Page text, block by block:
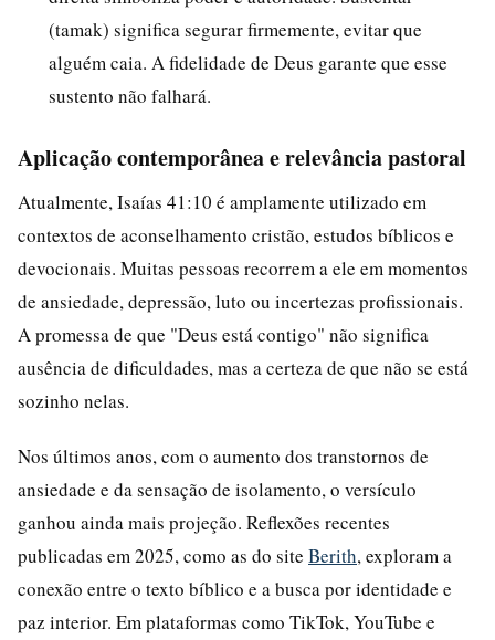
(tamak) significa segurar firmemente, evitar que
alguém caia. A fidelidade de Deus garante que esse
sustento não falhará.
Aplicação contemporânea e relevância pastoral
Atualmente, Isaías 41:10 é amplamente utilizado em
contextos de aconselhamento cristão, estudos bíblicos e
devocionais. Muitas pessoas recorrem a ele em momentos
de ansiedade, depressão, luto ou incertezas profissionais.
A promessa de que "Deus está contigo" não significa
ausência de dificuldades, mas a certeza de que não se está
sozinho nelas.
Nos últimos anos, com o aumento dos transtornos de
ansiedade e da sensação de isolamento, o versículo
ganhou ainda mais projeção. Reflexões recentes
publicadas em 2025, como as do site Berith, exploram a
conexão entre o texto bíblico e a busca por identidade e
paz interior. Em plataformas como TikTok, YouTube e